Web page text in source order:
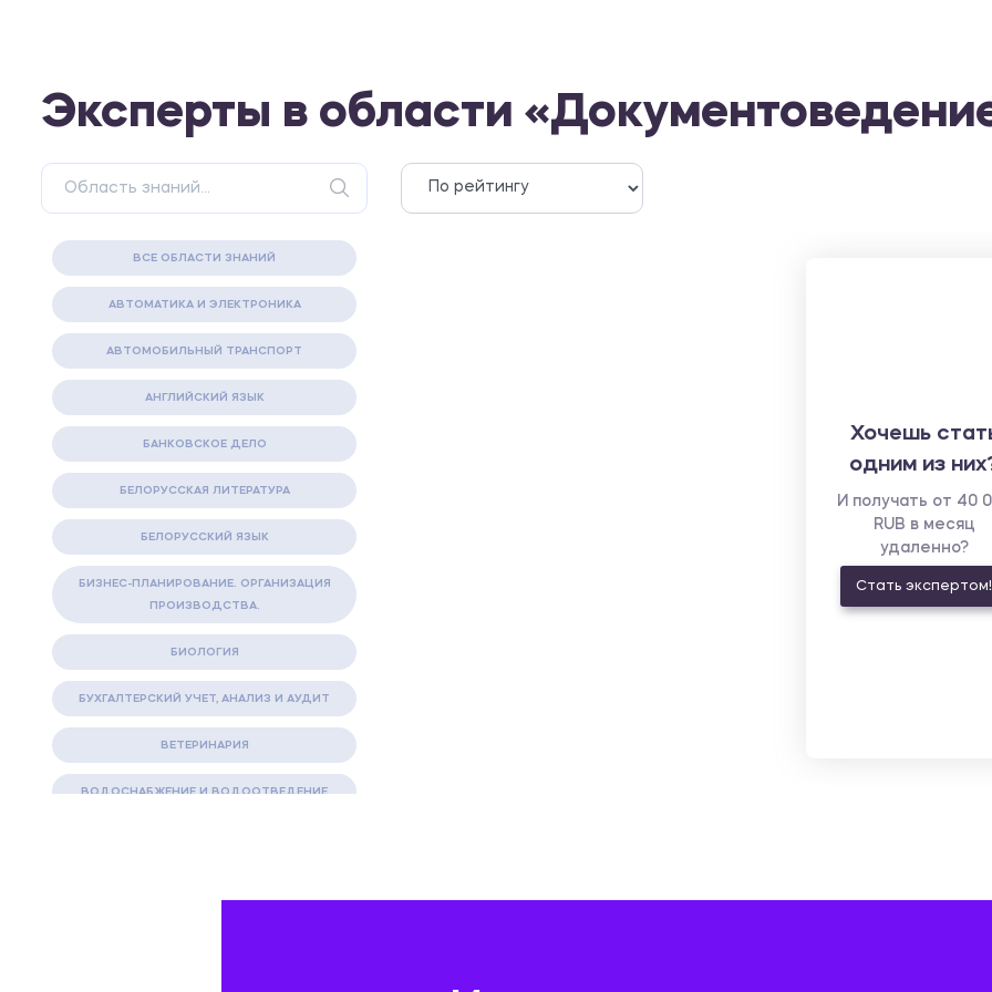
Эксперты в области
ВСЕ ОБЛАСТИ ЗНАНИЙ
АВТОМАТИКА И ЭЛЕКТРОНИКА
АВТОМОБИЛЬНЫЙ ТРАНСПОРТ
АНГЛИЙСКИЙ ЯЗЫК
БАНКОВСКОЕ ДЕЛО
БЕЛОРУССКАЯ ЛИТЕРАТУРА
БЕЛОРУССКИЙ ЯЗЫК
БИЗНЕС-ПЛАНИРОВАНИЕ. ОРГАНИЗАЦИЯ
ПРОИЗВОДСТВА.
БИОЛОГИЯ
БУХГАЛТЕРСКИЙ УЧЕТ, АНАЛИЗ И АУДИТ
ВЕТЕРИНАРИЯ
ВОДОСНАБЖЕНИЕ И ВОДООТВЕДЕНИЕ
Хочешь
одним из
И получать от 40
RUB в месяц
удаленно?
Стать экспертом!